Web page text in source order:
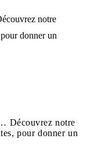
notre
donner un
Découvrez notre
pour donner un